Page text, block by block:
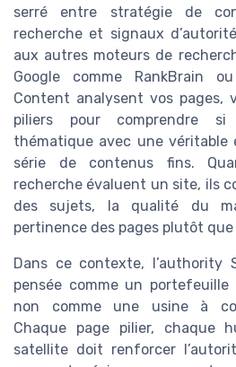
serré entre stratégie de
recherche et signaux
aux autres moteurs de
Google comme RankBrain
Content analysent vos pages,
piliers pour comprendre
thématique avec une véritable
série de contenus fins.
recherche évaluent un site, ils
des sujets, la qualité du
pertinence des pages plutôt que
Dans ce contexte, l’authority
pensée comme un
non comme une usine à
Chaque page pilier, chaque
satellite doit renforcer